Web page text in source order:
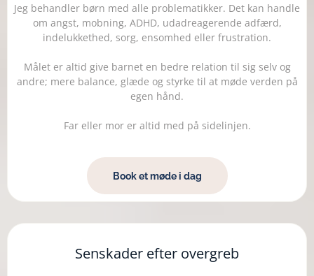
Jeg behandler børn med alle problematikker. Det kan handle
om angst, mobning, ADHD, udadreagerende adfærd,
indelukkethed, sorg, ensomhed eller frustration.
Målet er altid give barnet en bedre relation til sig selv og
andre; mere balance, glæde og styrke til at møde verden på
egen hånd.
Far eller mor er altid med på sidelinjen.
Book et møde i dag
Senskader efter overgreb